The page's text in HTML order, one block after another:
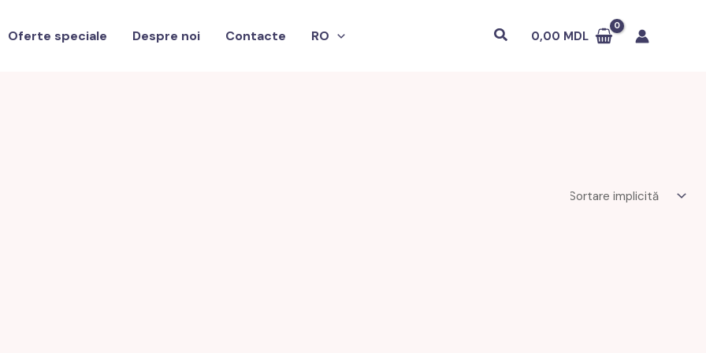
Oferte speciale Despre noi Contacte RO Căutare0,00 MDL